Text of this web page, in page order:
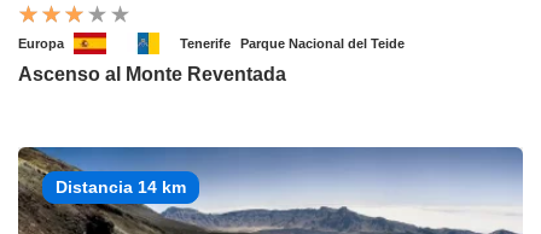
Europa Tenerife Parque Nacional del Teide
Ascenso al Monte Reventada
Distancia 14 km